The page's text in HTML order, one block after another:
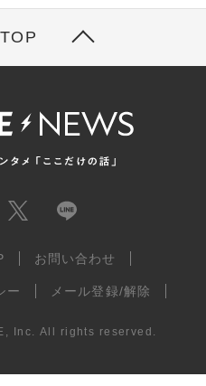
お問い合わせ
ー メール登録/解除
Inc. All rights reserved.